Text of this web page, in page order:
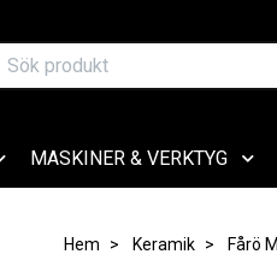
MASKINER & VERKTYG
Hem Keramik Fårö